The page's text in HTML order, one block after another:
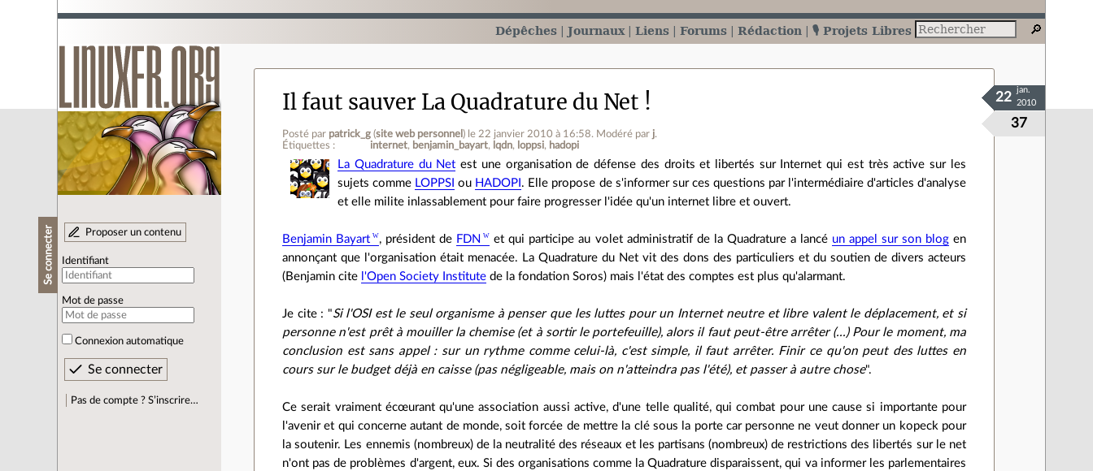
Dépêches Journaux Liens Forums Rédaction 🎙️ Projets Libres
Se connecter Proposer un contenu
Identifiant
Mot de passe
Connexion automatique
Pas de compte ? S’inscrire…
Il faut sauver La Quadrature du Net !
Posté par patrick_g (site web personnel ) le 22 janvier 2010 à 16:58. Modéré par j.
Étiquettes :
internet benjamin_bayart lqdn loppsi hadopi
37
22
jan.
2010
La Quadrature du Net est une organisation de défense des droits et libertés sur Internet qui est très active sur les
sujets comme LOPPSI ou HADOPI . Elle propose de s'informer sur ces questions par l'intermédiaire d'articles d'analyse
et elle milite inlassablement pour faire progresser l'idée qu'un internet libre et ouvert.
Benjamin Bayart , président de FDN et qui participe au volet administratif de la Quadrature a lancé un appel sur son blogen
annonçant que l'organisation était menacée. La Quadrature du Net vit des dons des particuliers et du soutien de divers acteurs
(Benjamin cite l'Open Society Institute de la fondation Soros) mais l'état des comptes est plus qu'alarmant.
Je cite : "Si l'OSI est le seul organisme à penser que les luttes pour un Internet neutre et libre valent le déplacement, et si
personne n'est prêt à mouiller la chemise (et à sortir le portefeuille), alors il faut peut-être arrêter (...) Pour le moment, ma
conclusion est sans appel : sur un rythme comme celui-là, c'est simple, il faut arrêter. Finir ce qu'on peut des luttes en
cours sur le budget déjà en caisse (pas négligeable, mais on n'atteindra pas l'été), et passer à autre chose".
Ce serait vraiment écœurant qu'une association aussi active, d'une telle qualité, qui combat pour une cause si importante pour
l'avenir et qui concerne autant de monde, soit forcée de mettre la clé sous la porte car personne ne veut donner un kopeck pour
la soutenir. Les ennemis (nombreux) de la neutralité des réseaux et les partisans (nombreux) de restrictions des libertés sur le net
n'ont pas de problèmes d'argent, eux. Si des organisations comme la Quadrature disparaissent, qui va informer les parlementaires